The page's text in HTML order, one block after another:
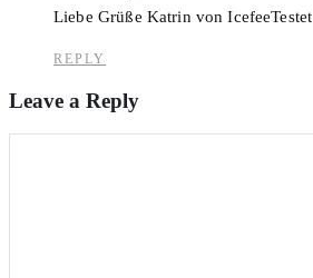
Liebe Grüße Katrin von IcefeeTestet
REPLY
Leave a Reply